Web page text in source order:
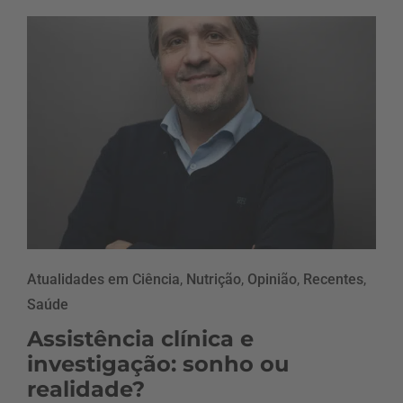
Atualidades em Ciência, Nutrição, Opinião, Recentes,
Saúde
Assistência clínica e
investigação: sonho ou
realidade?